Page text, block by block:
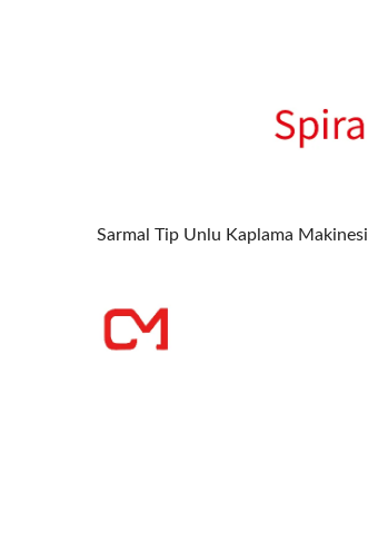
Sarmal Tip Unlu Kaplama Makinesi